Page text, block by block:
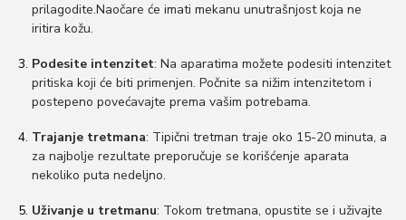
prilagodite.Naočare će imati mekanu unutrašnjost koja ne
iritira kožu.
Podesite intenzitet: Na aparatima možete podesiti intenzitet
pritiska koji će biti primenjen. Počnite sa nižim intenzitetom i
postepeno povećavajte prema vašim potrebama.
Trajanje tretmana: Tipični tretman traje oko 15-20 minuta, a
za najbolje rezultate preporučuje se korišćenje aparata
nekoliko puta nedeljno.
Uživanje u tretmanu: Tokom tretmana, opustite se i uživajte